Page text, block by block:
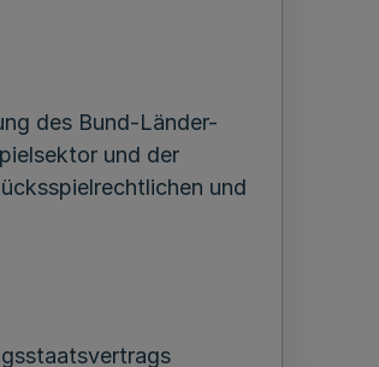
des Bund-Länder-
und der
und